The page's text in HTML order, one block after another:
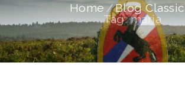
Home
Blog Classic
Tag: maria